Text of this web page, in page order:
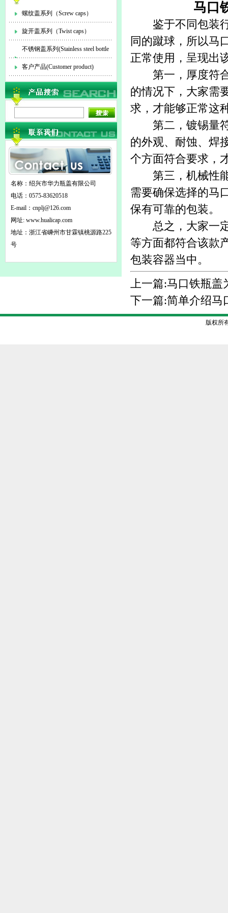
螺纹盖系列（Screw caps）
旋开盖系列（Twist caps）
不锈钢盖系列(Stainless steel bottle
cap)
客户产品(Customer product)
名称：绍兴市华力瓶盖有限公司
电话：0575-83620518
E-mail： cnplj@126.com
网址: www.hualicap.com
地址：浙江省嵊州市甘霖镇桃源路225
号
马口
鉴于不同包装行
同的蹴球，所以马
正常使用，呈现出
第一，厚度符合
的情况下，大家需
求，才能够正常这
第二，镀锡量符
的外观、耐蚀、焊
个方面符合要求，
第三，机械性能
需要确保选择的马
保有可靠的包装。
总之，大家一定
等方面都符合该款
包装容器当中。
上一篇:马口铁瓶盖
下一篇:简单介绍马
版权所